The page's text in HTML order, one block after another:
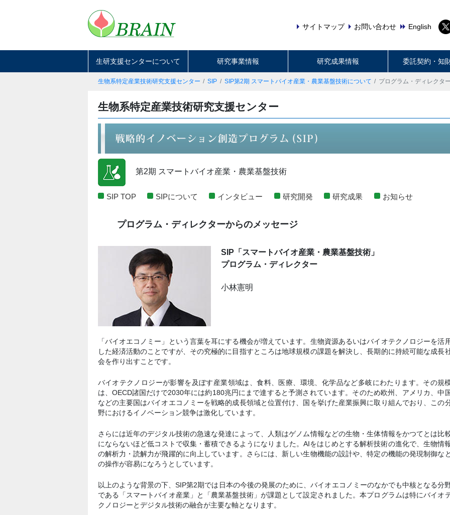
サイトマップ お問い合わせ English
生研支援センターについて 研究事業情報 研究成果情報 委託契約・知
生物系特定産業技術研究支援センター SIP SIP第2期 スマートバイオ産業・農業基盤技術について プログラム・ディレクタ
生物系特定産業技術研究支援センター
第2期 スマートバイオ産業・農業基盤技術
SIP TOP SIPについて インタビュー 研究開発 研究成果 お知らせ
プログラム・ディレクターからのメッセージ
SIP「スマートバイオ産業・農業基盤技術」
プログラム・ディレクター
小林憲明
「バイオエコノミー」という言葉を耳にする機会が増えています。生物資源あるいはバイオテクノロジーを活
した経済活動のことですが、その究極的に目指すところは地球規模の課題を解決し、長期的に持続可能な成長
会を作り出すことです。
バイオテクノロジーが影響を及ぼす産業領域は、食料、医療、環境、化学品など多岐にわたります。その規
は、OECD諸国だけで2030年には約180兆円にまで達すると予測されています。そのため欧州、アメリカ、中
などの主要国はバイオエコノミーを戦略的成長領域と位置付け、国を挙げた産業振興に取り組んでおり、この
野におけるイノベーション競争は激化しています。
さらには近年のデジタル技術の急速な発達によって、人類はゲノム情報などの生物・生体情報をかつてとは比
にならないほど低コストで収集・蓄積できるようになりました。AIをはじめとする解析技術の進化で、生物情
の解析力・読解力が飛躍的に向上しています。さらには、新しい生物機能の設計や、特定の機能の発現制御な
の操作が容易になろうとしています。
以上のような背景の下、SIP第2期では日本の今後の発展のために、バイオエコノミーのなかでも中核となる分
である「スマートバイオ産業」と「農業基盤技術」が課題として設定されました。本プログラムは特にバイオ
クノロジーとデジタル技術の融合が主要な軸となります。